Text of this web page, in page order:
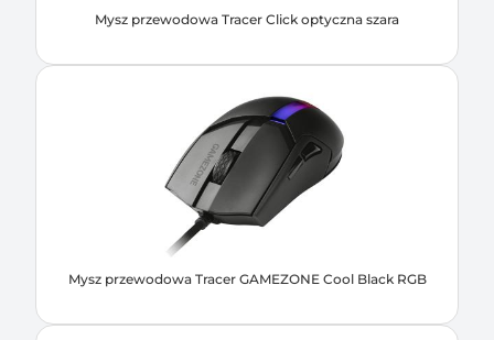
Mysz przewodowa Tracer Click optyczna szara
Mysz przewodowa Tracer GAMEZONE Cool Black RGB